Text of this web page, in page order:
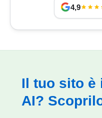
4,9
Il tuo sito è
AI?